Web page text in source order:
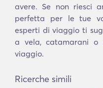
avere. Se non riesci
perfetta per le tue
esperti di viaggio ti
a vela, catamarani
viaggio.
Ricerche simili